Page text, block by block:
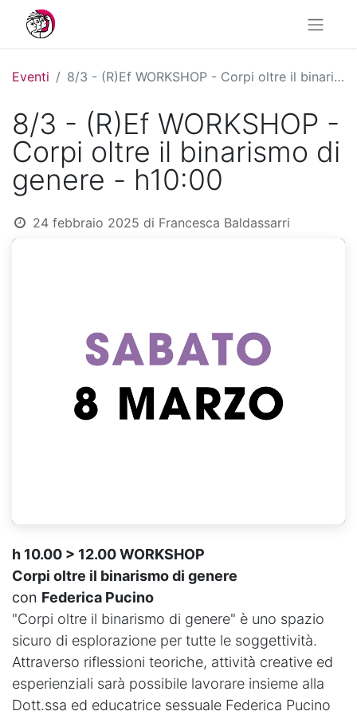
Eventi 8/3 - (R)Ef WORKSHOP - Corpi oltre il binarismo di genere - h10:00
8/3 - (R)Ef WORKSHOP -
Corpi oltre il binarismo di
genere - h10:00
24 febbraio 2025 di Francesca Baldassarri
h 10.00 > 12.00 WORKSHOP
Corpi oltre il binarismo di genere
con Federica Pucino
"Corpi oltre il binarismo di genere" è uno spazio
sicuro di esplorazione per tutte le soggettività.
Attraverso riflessioni teoriche, attività creative ed
esperienziali sarà possibile lavorare insieme alla
Dott.ssa ed educatrice sessuale Federica Pucino